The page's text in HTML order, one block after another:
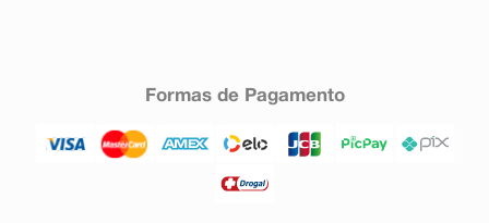
Formas de Pagamento